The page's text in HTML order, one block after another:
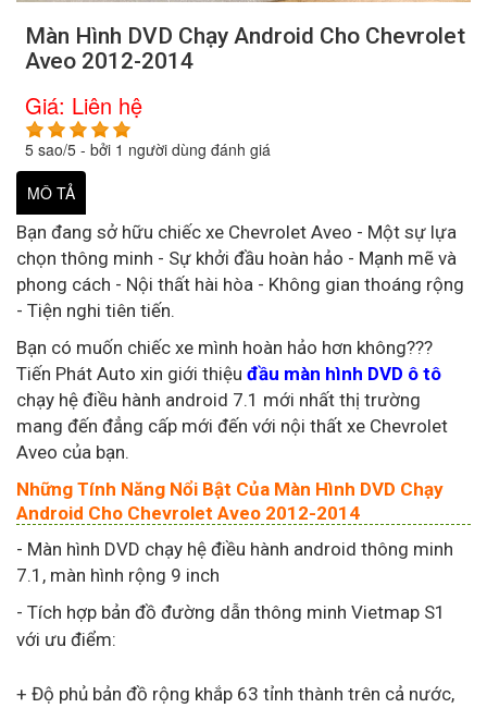
Màn Hình DVD Chạy Android Cho Chevrolet
Aveo 2012-2014
Giá: Liên hệ
5 sao/5 - bởi 1 người dùng đánh giá
MÔ TẢ
Bạn đang sở hữu chiếc xe Chevrolet Aveo - Một sự lựa
chọn thông minh - Sự khởi đầu hoàn hảo - Mạnh mẽ và
phong cách - Nội thất hài hòa - Không gian thoáng rộng
- Tiện nghi tiên tiến.
Bạn có muốn chiếc xe mình hoàn hảo hơn không???
Tiến Phát Auto xin giới thiệu đầu màn hình DVD ô tô
chạy hệ điều hành android 7.1 mới nhất thị trường
mang đến đẳng cấp mới đến với nội thất xe Chevrolet
Aveo của bạn.
Những Tính Năng Nổi Bật Của Màn Hình DVD Chạy
Android Cho Chevrolet Aveo 2012-2014
- Màn hình DVD chạy hệ điều hành android thông minh
7.1, màn hình rộng 9 inch
- Tích hợp bản đồ đường dẫn thông minh Vietmap S1
với ưu điểm:
+ Độ phủ bản đồ rộng khắp 63 tỉnh thành trên cả nước,